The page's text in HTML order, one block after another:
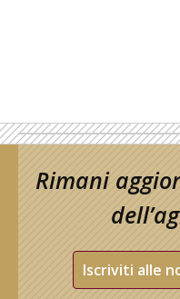
Rimani
Iscriviti alle